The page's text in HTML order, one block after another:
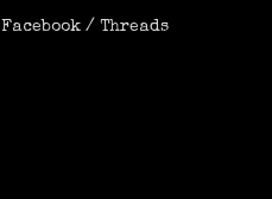
Facebook / Threads